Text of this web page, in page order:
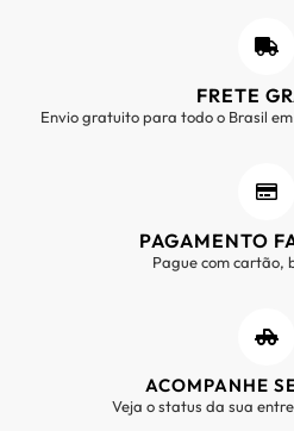
FRETE
Envio gratuito para todo o Brasil
PAGAMENTO
Pague com cartão,
ACOMPANHE
Veja o status da sua